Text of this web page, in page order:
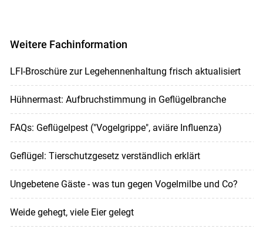
Weitere Fachinformation
LFI-Broschüre zur Legehennenhaltung frisch aktualisiert
Hühnermast: Aufbruchstimmung in Geflügelbranche
FAQs: Geflügelpest ("Vogelgrippe", aviäre Influenza)
Geflügel: Tierschutzgesetz verständlich erklärt
Ungebetene Gäste - was tun gegen Vogelmilbe und Co?
Weide gehegt, viele Eier gelegt